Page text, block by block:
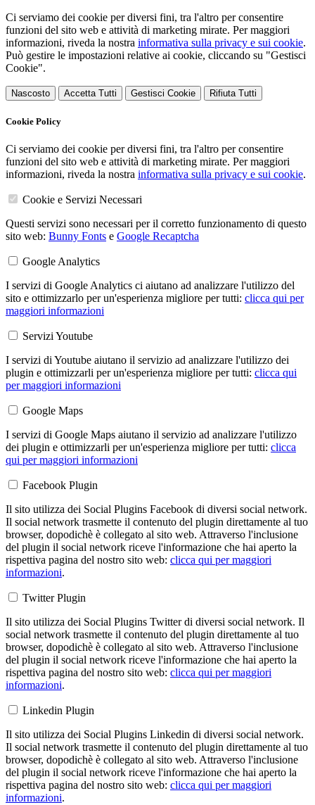
Ci serviamo dei cookie per diversi fini, tra l'altro per consentire
funzioni del sito web e attività di marketing mirate. Per maggiori
informazioni, riveda la nostra informativa sulla privacy e sui cookie.
Può gestire le impostazioni relative ai cookie, cliccando su "Gestisci
Cookie".
Nascosto Accetta Tutti Gestisci Cookie Rifiuta Tutti
Cookie Policy
Ci serviamo dei cookie per diversi fini, tra l'altro per consentire
funzioni del sito web e attività di marketing mirate. Per maggiori
informazioni, riveda la nostra informativa sulla privacy e sui cookie.
Cookie e Servizi Necessari
Questi servizi sono necessari per il corretto funzionamento di questo
sito web: Bunny Fonts e Google Recaptcha
Google Analytics
I servizi di Google Analytics ci aiutano ad analizzare l'utilizzo del
sito e ottimizzarlo per un'esperienza migliore per tutti: clicca qui per
maggiori informazioni
Servizi Youtube
I servizi di Youtube aiutano il servizio ad analizzare l'utilizzo dei
plugin e ottimizzarli per un'esperienza migliore per tutti: clicca qui
per maggiori informazioni
Google Maps
I servizi di Google Maps aiutano il servizio ad analizzare l'utilizzo
dei plugin e ottimizzarli per un'esperienza migliore per tutti: clicca
qui per maggiori informazioni
Facebook Plugin
Il sito utilizza dei Social Plugins Facebook di diversi social network.
Il social network trasmette il contenuto del plugin direttamente al tuo
browser, dopodichè è collegato al sito web. Attraverso l'inclusione
del plugin il social network riceve l'informazione che hai aperto la
rispettiva pagina del nostro sito web: clicca qui per maggiori
informazioni.
Twitter Plugin
Il sito utilizza dei Social Plugins Twitter di diversi social network. Il
social network trasmette il contenuto del plugin direttamente al tuo
browser, dopodichè è collegato al sito web. Attraverso l'inclusione
del plugin il social network riceve l'informazione che hai aperto la
rispettiva pagina del nostro sito web: clicca qui per maggiori
informazioni.
Linkedin Plugin
Il sito utilizza dei Social Plugins Linkedin di diversi social network.
Il social network trasmette il contenuto del plugin direttamente al tuo
browser, dopodichè è collegato al sito web. Attraverso l'inclusione
del plugin il social network riceve l'informazione che hai aperto la
rispettiva pagina del nostro sito web: clicca qui per maggiori
informazioni.